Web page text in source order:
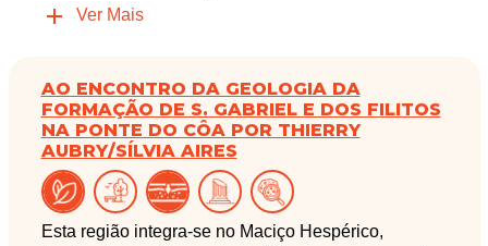
Ver Mais
AO ENCONTRO DA GEOLOGIA DA
FORMAÇÃO DE S. GABRIEL E DOS FILITOS
NA PONTE DO CÔA POR THIERRY
AUBRY/SÍLVIA AIRES
Esta região integra-se no Maciço Hespérico,